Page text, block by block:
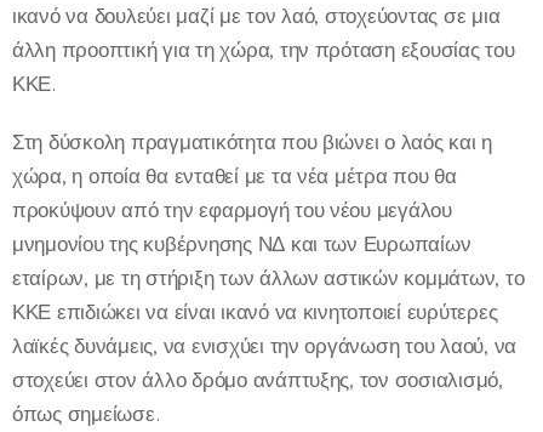
ικανό να δουλεύει μαζί με τον λαό, στοχεύοντας σε μια
άλλη προοπτική για τη χώρα, την πρόταση εξουσίας του
ΚΚΕ.
Στη δύσκολη πραγματικότητα που βιώνει ο λαός και η
χώρα, η οποία θα ενταθεί με τα νέα μέτρα που θα
προκύψουν από την εφαρμογή του νέου μεγάλου
μνημονίου της κυβέρνησης ΝΔ και των Ευρωπαίων
εταίρων, με τη στήριξη των άλλων αστικών κομμάτων, το
ΚΚΕ επιδιώκει να είναι ικανό να κινητοποιεί ευρύτερες
λαϊκές δυνάμεις, να ενισχύει την οργάνωση του λαού, να
στοχεύει στον άλλο δρόμο ανάπτυξης, τον σοσιαλισμό,
όπως σημείωσε.